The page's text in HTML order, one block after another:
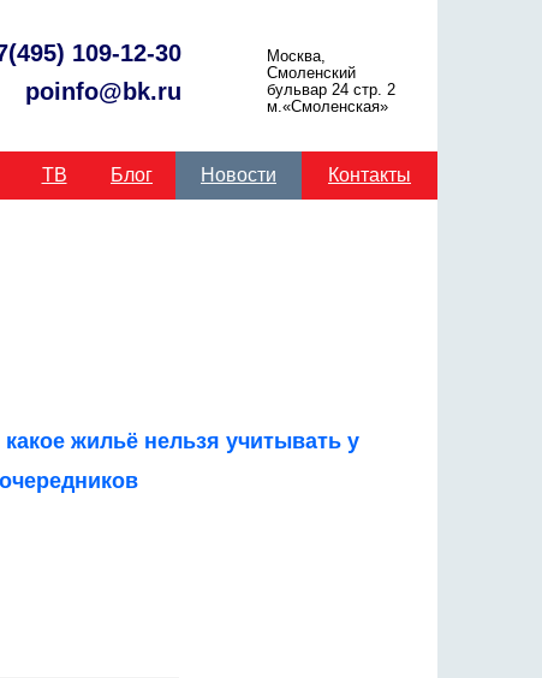
109-12-30
poinfo@bk.ru
Москва,
Смоленский
бульвар 24 стр. 2
м.«Смоленская»
ТВ Блог Новости Контакты
жильё нельзя учитывать у
очередников